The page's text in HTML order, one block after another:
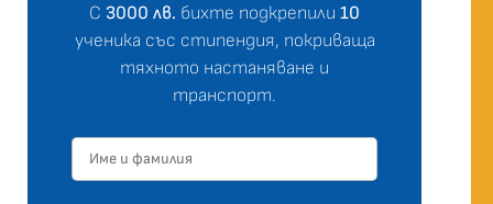
С 3000 лв. бихте подкрепили 10
ученика със стипендия, покриваща
тяхното настаняване и
транспорт.